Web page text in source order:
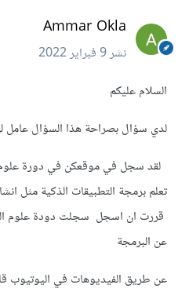
Ammar Okla
نشر9 فبراير 2022
السلام عليكم
لدي سؤال بصراحة هذا السؤال عامل
لقد سجل في موقعكن في دورة
تعلم برمجة التطبيقات الذكية مثل
قررت ان اسجل سجلت دودة علوم
عن البرمجة
عن طريق الفيديوهات في اليوتيوب